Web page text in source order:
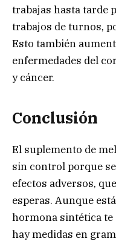
trabajas hasta tarde
trabajos de turnos,
Esto también
enfermedades del
y cáncer.
Conclusión
El suplemento de
sin control porque
efectos adversos,
esperas. Aunque
hormona sintética te
hay medidas en